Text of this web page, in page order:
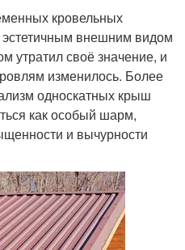
кровельных
внешним видом
утратил своё значение, и
изменилось. Более
односкатных крыш
как особый шарм,
и вычурности